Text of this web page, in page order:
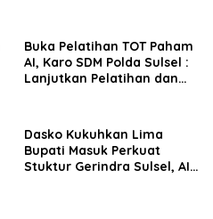
Buka Pelatihan TOT Paham
AI, Karo SDM Polda Sulsel :
Lanjutkan Pelatihan dan
Dasko Kukuhkan Lima
Bupati Masuk Perkuat
Stuktur Gerindra Sulsel, AIA